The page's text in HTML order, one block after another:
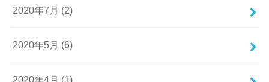
2020年7月 (2)
2020年5月 (6)
2020年4月 (1)